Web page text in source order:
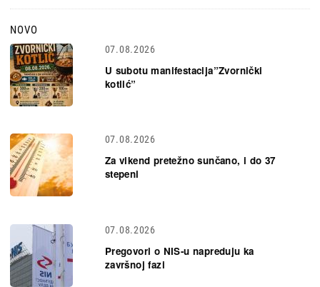
NOVO
07.08.2026
U subotu manifestacija”Zvornički
kotlić”
07.08.2026
Za vikend pretežno sunčano, i do 37
stepeni
07.08.2026
Pregovori o NIS-u napreduju ka
završnoj fazi